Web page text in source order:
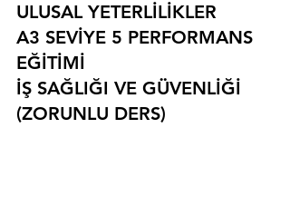
ULUSAL YETERLİLİKLER
A3 SEVİYE 5 PERFORMANS
EĞİTİMİ
İŞ SAĞLIĞI VE GÜVENLİĞİ
(ZORUNLU DERS)